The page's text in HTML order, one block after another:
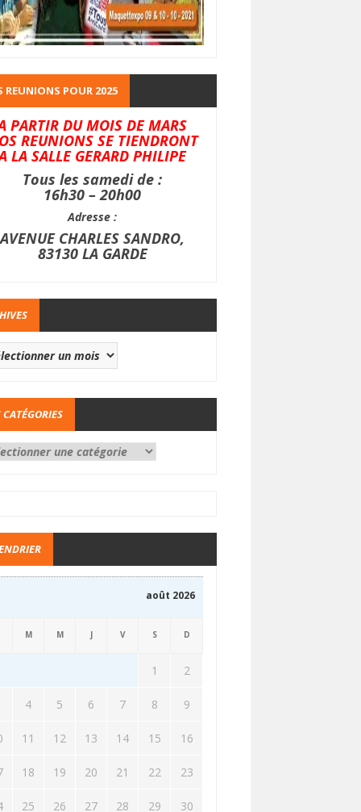
REUNIONS POUR 2025
PARTIR DU MOIS DE MARS
REUNIONS SE TIENDRONT
LA SALLE GERARD PHILIPE
Tous les samedi de :
16h30 – 20h00
Adresse :
AVENUE CHARLES SANDRO,
83130 LA GARDE
août 2026
M M J V S D
1 2
4 5 6 7 8 9
11 12 13 14 15 16
18 19 20 21 22 23
25 26 27 28 29 30